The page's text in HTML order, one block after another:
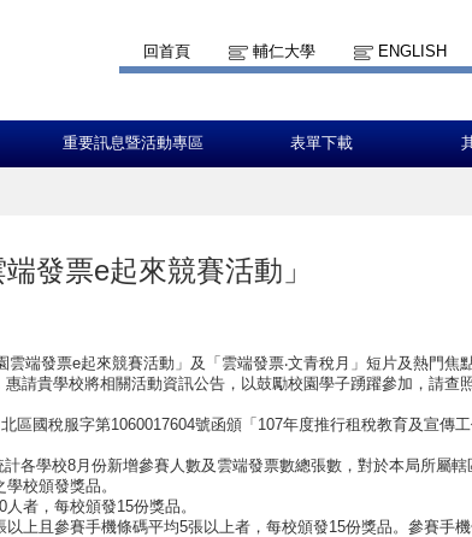
回首頁 輔仁大學 ENGLISH
重要訊息暨活動專區 表單下載
發票e起來競賽活動」
雲端發票e起來競賽活動」及「雲端發票‧文青稅月」短片及熱門焦
請貴學校將相關活動資訊公告，以鼓勵校園學子踴躍參加，請查
區國稅服字第1060017604號函頒「107年度推行租稅教育及宣傳
各學校8月份新增參賽人數及雲端發票數總張數，對於本局所屬
校頒發獎品。
者，每校頒發15份獎品。
上且參賽手機條碼平均5張以上者，每校頒發15份獎品。參賽手